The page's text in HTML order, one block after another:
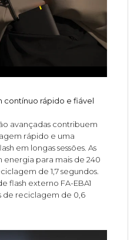
contínuo rápido e fiável
avançadas contribuem
rápido e uma
em longas sessões. As
para mais de 240
de 1,7 segundos.
flash externo FA-EBA1
reciclagem de 0,6